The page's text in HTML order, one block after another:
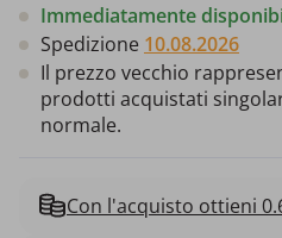
Immediatamente
Spedizione 10.08.2026
Il prezzo vecchio
prodotti acquistati
normale.
Con l'acquisto ottieni